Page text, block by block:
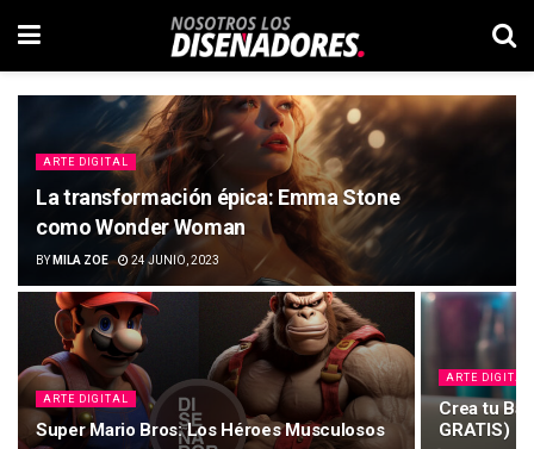
ARTE DIGITAL
La transformación épica: Emma Stone
como Wonder Woman
BY MILA ZOE 24 JUNIO, 2023
ARTE DIGITAL
Super Mario Bros: Los Héroes Musculosos
ARTE DIGITAL
Crea tu
GRATIS)